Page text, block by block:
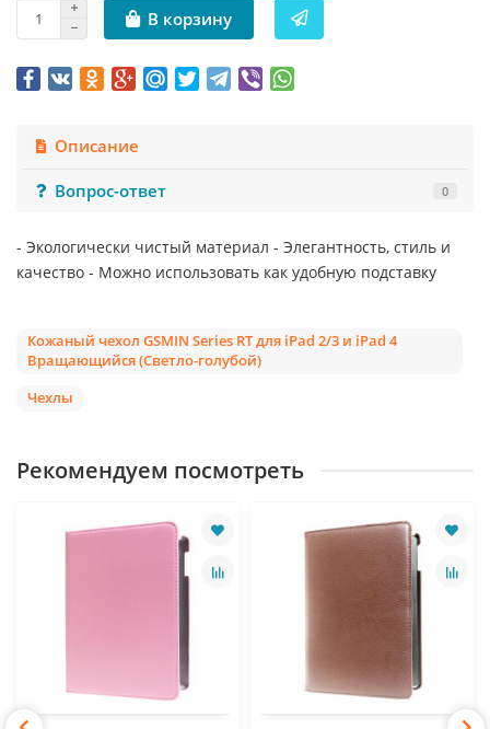
В корзину
Описание
Вопрос-ответ
0
- Экологически чистый материал - Элегантность, стиль и
качество - Можно использовать как удобную подставку
Кожаный чехол GSMIN Series RT для iPad 2/3 и iPad 4
Вращающийся (Светло-голубой)
Чехлы
Рекомендуем посмотреть